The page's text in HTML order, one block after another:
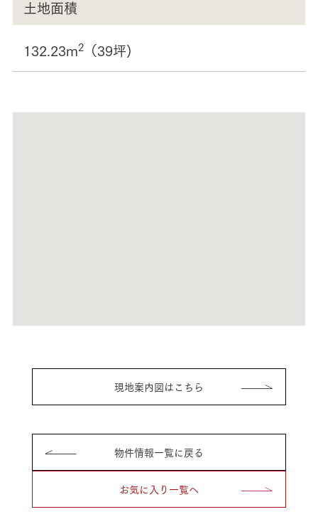
土地面積
132.23m2（39坪)
現地案内図はこちら
物件情報一覧に戻る
お気に入り一覧へ